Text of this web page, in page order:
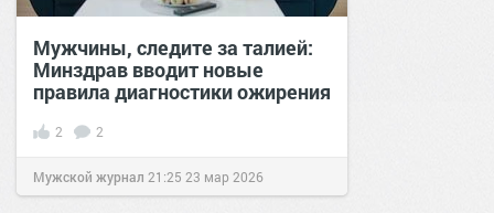
Мужчины, следите за талией:
Минздрав вводит новые
правила диагностики ожирения
2 2
Мужской журнал 21:25 23 мар 2026